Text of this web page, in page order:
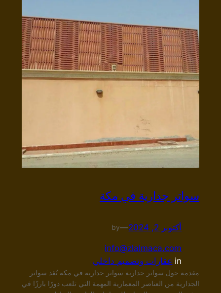
سواتر جدارية في مكة
أكتوبر 2, 2024 —
by
info@zlalmaca.com
in عقارات وتصميم داخلي
مقدمة حول سواتر جدارية سواتر جدارية في مكة تُعَد سواتر
الجدارية من العناصر المعمارية المهمة التي تلعب دورًا بارزًا في